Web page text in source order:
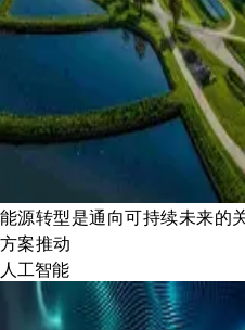
能源转型是通向可持续未来
方案推动
人工智能